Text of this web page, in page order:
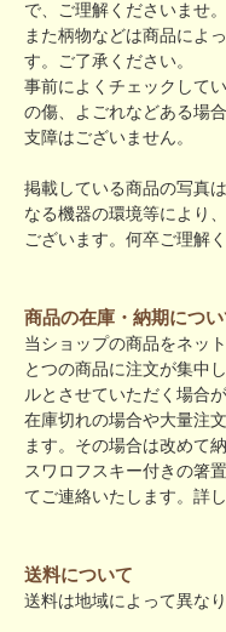
で、ご理解くださいませ。
また柄物などは商品によ
す。ご了承ください。
事前によくチェックして
の傷、よごれなどある場
支障はございません。
掲載している商品の写真
なる機器の環境等により
ございます。何卒ご理解く
商品の在庫・納期につい
当ショップの商品をネッ
とつの商品に注文が集中
ルとさせていただく場合
在庫切れの場合や大量注
ます。その場合は改めて
スワロフスキー付きの箸
てご連絡いたします。詳
送料について
送料は地域によって異なり